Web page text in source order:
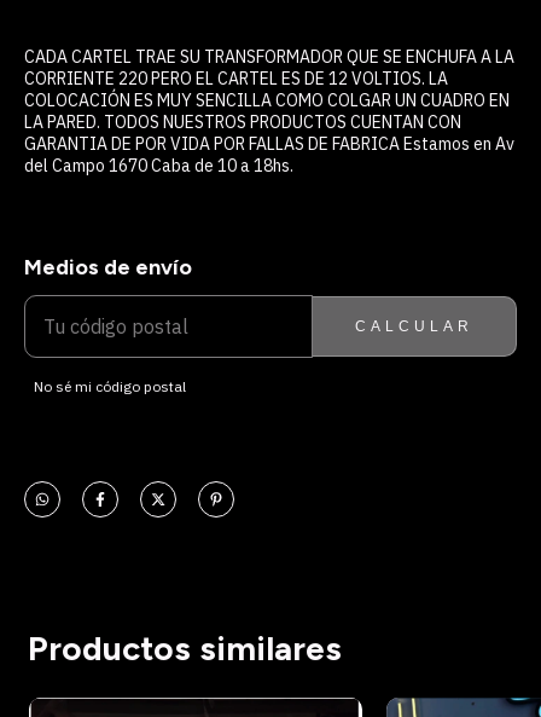
CADA CARTEL TRAE SU TRANSFORMADOR QUE SE ENCHUFA A LA
CORRIENTE 220 PERO EL CARTEL ES DE 12 VOLTIOS. LA
COLOCACIÓN ES MUY SENCILLA COMO COLGAR UN CUADRO EN
LA PARED. TODOS NUESTROS PRODUCTOS CUENTAN CON
GARANTIA DE POR VIDA POR FALLAS DE FABRICA Estamos en Av
del Campo 1670 Caba de 10 a 18hs.
ENTREGAS PARA EL CP:
Medios de envío
CALCULAR
No sé mi código postal
Productos similares